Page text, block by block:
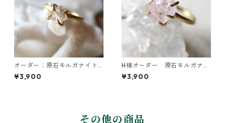
オーダー：原石モルガナイト
のイヤーカフ
¥3,900
H様オーダー 原石モルガナイ
トのイヤーカフ
¥3,900
その他の商品